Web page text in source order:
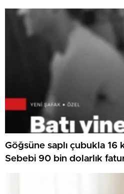
Göğsüne saplı çubukla
Sebebi 90 bin dolarlık